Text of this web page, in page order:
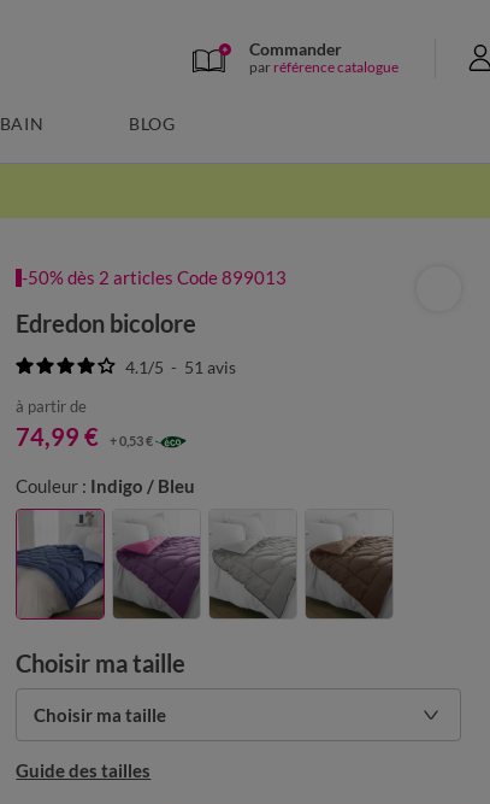
Commander
par référence catalogue
BAIN BLOG
-50% dès 2 articles Code 899013
Edredon bicolore
4.1/5 - 51avis
à partir de
74,99 € + 0,53 €
Couleur : Indigo / Bleu
Choisir ma taille
Choisir ma taille
Guide des tailles